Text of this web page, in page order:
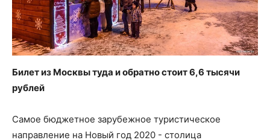
Билет из Москвы туда и обратно стоит 6,6 тысячи
рублей
Самое бюджетное зарубежное туристическое
направление на Новый год 2020 - столица